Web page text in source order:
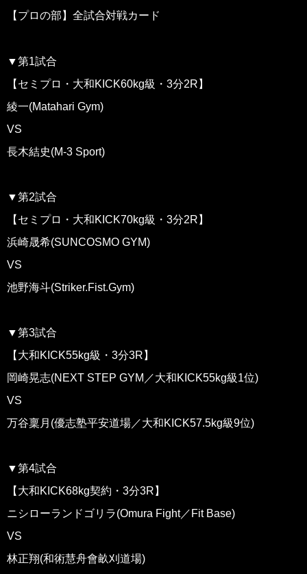
【プロの部】全試合対戦カード
▼第1試合
【セミプロ・大和KICK60kg級・3分2R】
綾一(Matahari Gym)
VS
長木結史(M-3 Sport)
▼第2試合
【セミプロ・大和KICK70kg級・3分2R】
浜崎晟希(SUNCOSMO GYM)
VS
池野海斗(Striker.Fist.Gym)
▼第3試合
【大和KICK55kg級・3分3R】
岡崎晃志(NEXT STEP GYM／大和KICK55kg級1位)
VS
万谷稟月(優志塾平安道場／大和KICK57.5kg級9位)
▼第4試合
【大和KICK68kg契約・3分3R】
ニシローランドゴリラ(Omura Fight／Fit Base)
VS
林正翔(和術慧舟會畝刈道場)